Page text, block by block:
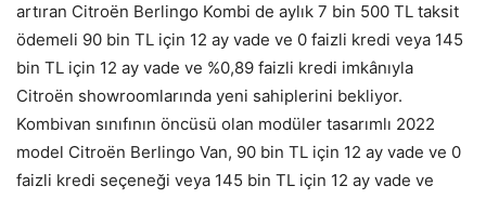
artıran Citroën Berlingo Kombi de aylık 7 bin 500 TL taksit
ödemeli 90 bin TL için 12 ay vade ve 0 faizli kredi veya 145
bin TL için 12 ay vade ve %0,89 faizli kredi imkânıyla
Citroën showroomlarında yeni sahiplerini bekliyor.
Kombivan sınıfının öncüsü olan modüler tasarımlı 2022
model Citroën Berlingo Van, 90 bin TL için 12 ay vade ve 0
faizli kredi seçeneği veya 145 bin TL için 12 ay vade ve